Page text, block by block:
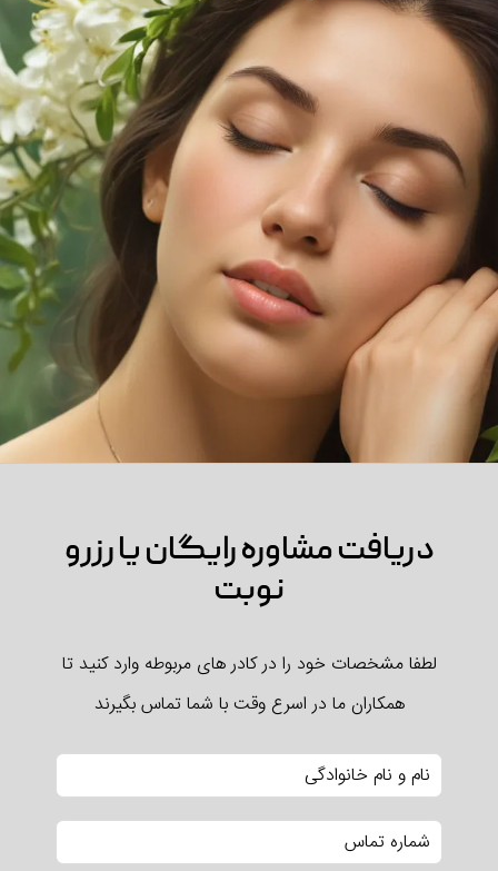
دریافت مشاوره رایگان یا رزرو
نوبت
لطفا مشخصات خود را در کادر های مربوطه وارد کنید تا
همکاران ما در اسرع وقت با شما تماس بگیرند